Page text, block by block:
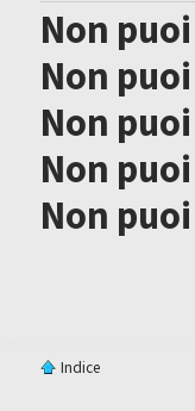
Non puoi
Non puoi
Non puoi
Non puoi
Non puoi
Indice